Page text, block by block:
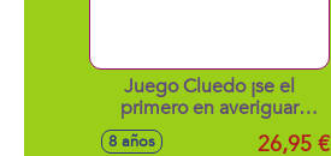
Juego Cluedo ¡se el
primero en averiguar
quién es el asesino!
8 años 26,95 €